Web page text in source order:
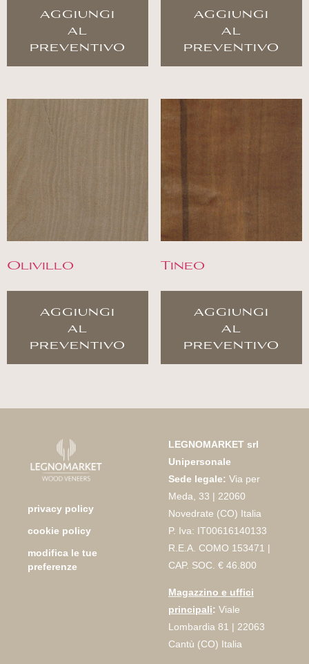
aggiungi
al
preventivo
aggiungi
al
preventivo
Olivillo
aggiungi
al
preventivo
Tineo
aggiungi
al
preventivo
privacy policy
cookie policy
modifica le tue
preferenze
LEGNOMARKET srl
Unipersonale
Sede legale: Via per
Meda, 33 | 22060
Novedrate (CO) Italia
P. Iva: IT00616140133
R.E.A. COMO 153471 |
CAP. SOC. € 46.800
Magazzino e uffici
principali: Viale
Lombardia 81 | 22063
Cantù (CO) Italia